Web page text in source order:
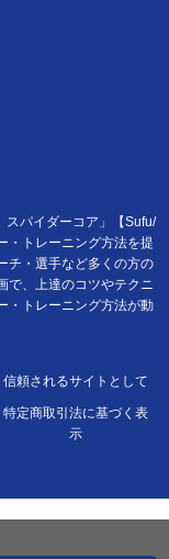
スパイダーコア」【Sufu/
・トレーニング方法を提
チ・選手など多くの方の
で、上達のコツやテクニ
・トレーニング方法が動
信頼されるサイトとして
特定商取引法に基づく表
示